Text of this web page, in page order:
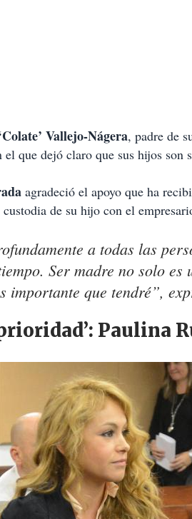
Vallejo-Nágera, padre de
que dejó claro que sus hijos son
agradeció el apoyo que ha
de su hijo con el
a todas las
Ser madre no solo
importante que tendré”,
Paulina